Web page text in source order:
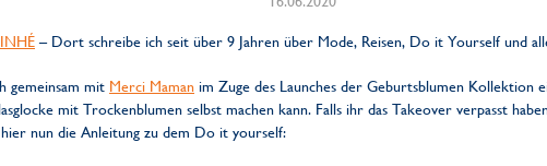
– Dort schreibe ich seit über 9 Jahren über Mode, Reisen, Do it Yourself und
gemeinsam mit Merci Maman im Zuge des Launches der Geburtsblumen Kollektion
mit Trockenblumen selbst machen kann. Falls ihr das Takeover verpasst
nun die Anleitung zu dem Do it yourself: